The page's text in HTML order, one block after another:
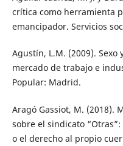
crítica como herramienta
emancipador. Servicios
Agustín, L.M. (2009).
mercado de trabajo e
Popular: Madrid.
Aragó Gassiot, M. (2018).
sobre el sindicato
o el derecho al propio